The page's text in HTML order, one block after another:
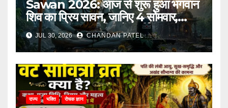
Sawan 2026: आज से शुरू हुआ भगवान
शिव का प्रिय सावन, जानिए 4 सोमवार,
प्रमुख व्रत, पूजा विधि और धार्मिक महत्व
JUL 30, 2026 CHANDAN PATEL
राज्य भक्ति रोचक ज्ञान